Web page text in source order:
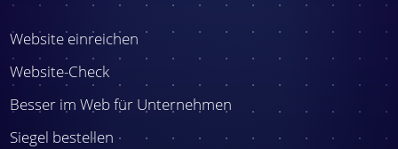
Website einreichen
Website-Check
Besser im Web für Unternehmen
Siegel bestellen